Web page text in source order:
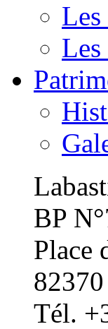
Les
BP
Place
Tél.